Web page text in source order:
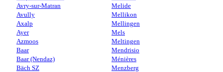
Avry-sur-Matran
Avully
Axalp
Ayer
Azmoos
Baar
Baar (Nendaz)
Bäch SZ
Melide
Mellikon
Mellingen
Mels
Meltingen
Mendrisio
Ménières
Menzberg